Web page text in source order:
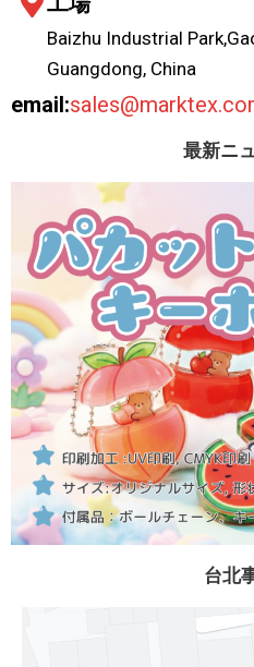
Baizhu Industrial
Guangdong, China
email:
最新ニ
台北